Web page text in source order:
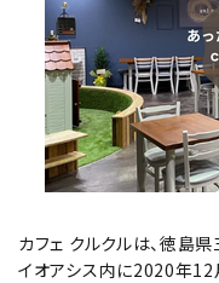
カフェ クルクルは、徳島
イオアシス内に2020年12